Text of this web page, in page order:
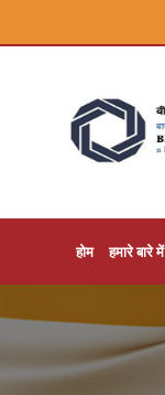
होम हमारे बारे में